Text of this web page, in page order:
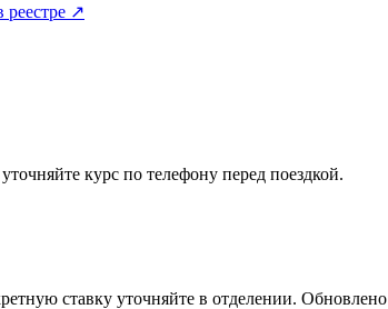
реестре ↗
курс по телефону перед поездкой.
ставку уточняйте в отделении. Обновлено